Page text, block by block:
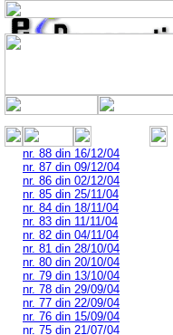
nr. 88 din 16/12/04
nr. 87 din 09/12/04
nr. 86 din 02/12/04
nr. 85 din 25/11/04
nr. 84 din 18/11/04
nr. 83 din 11/11/04
nr. 82 din 04/11/04
nr. 81 din 28/10/04
nr. 80 din 20/10/04
nr. 79 din 13/10/04
nr. 78 din 29/09/04
nr. 77 din 22/09/04
nr. 76 din 15/09/04
nr. 75 din 21/07/04